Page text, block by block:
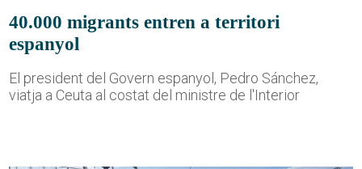
40.000 migrants entren a territori
espanyol
El president del Govern espanyol, Pedro Sánchez,
viatja a Ceuta al costat del ministre de l'Interior